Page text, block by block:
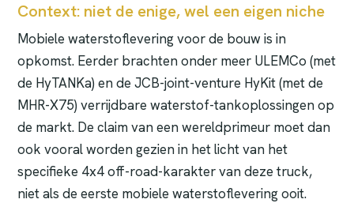
Context: niet de enige, wel een eigen niche
Mobiele waterstoflevering voor de bouw is in
opkomst. Eerder brachten onder meer ULEMCo (met
de HyTANKa) en de JCB-joint-venture HyKit (met de
MHR-X75) verrijdbare waterstof-tankoplossingen op
de markt. De claim van een wereldprimeur moet dan
ook vooral worden gezien in het licht van het
specifieke 4x4 off-road-karakter van deze truck,
niet als de eerste mobiele waterstoflevering ooit.